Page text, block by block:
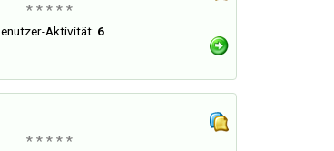
* * * * *
Aktivität: 6
* * * * *